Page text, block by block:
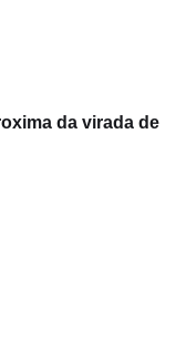
da virada de